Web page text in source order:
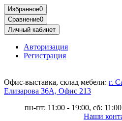
Избранное0
Сравнение0
Личный кабинет
Авторизация
Регистрация
Офис-выставка, склад мебели: г.
Елизарова 36А, Офис 213
пн-пт: 11:00 - 19:00, сб:
Наши